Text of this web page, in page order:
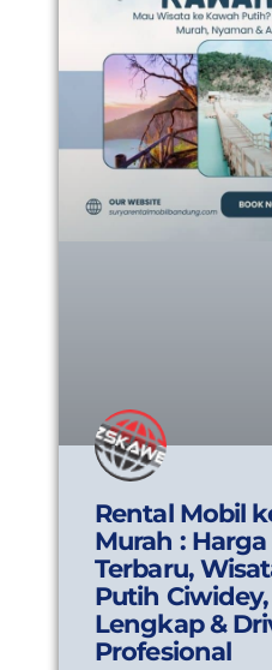
Rental Mobil
Murah : Harga
Terbaru,
Putih
Lengkap &
Profesional